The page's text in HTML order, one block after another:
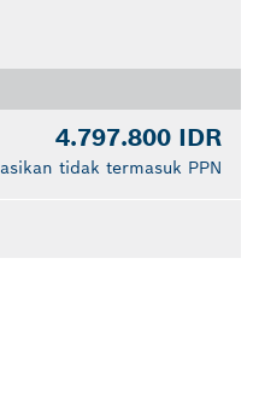
4.797.800 IDR
tidak termasuk PPN